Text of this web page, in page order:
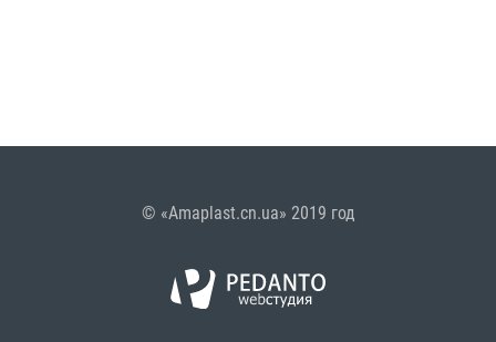
© «Amaplast.cn.ua» 2019 год